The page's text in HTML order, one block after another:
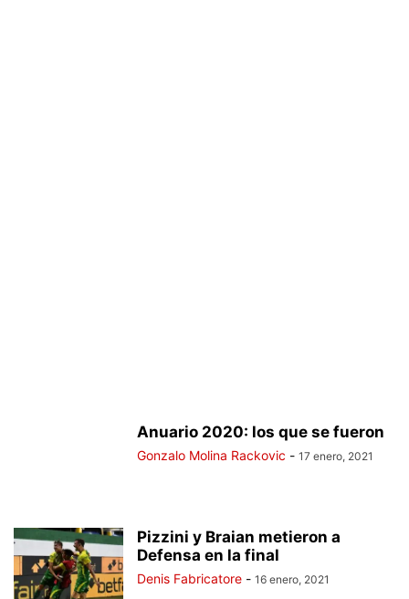
Anuario 2020: los que se fueron
Gonzalo Molina Rackovic - 17 enero, 2021
Pizzini y Braian metieron a
Defensa en la final
Denis Fabricatore - 16 enero, 2021